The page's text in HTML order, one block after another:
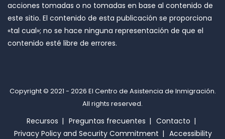
acciones tomadas o no tomadas en base al contenido de
este sitio. El contenido de esta publicación se proporciona
«tal cual»; no se hace ninguna representación de que el
contenido esté libre de errores.
Copyright © 2021 - 2026 El Centro de Asistencia de Inmigración.
All rights reserved.
Recursos Preguntas frecuentes
Contacto
Privacy Policy and Security Commitment
Accessibility